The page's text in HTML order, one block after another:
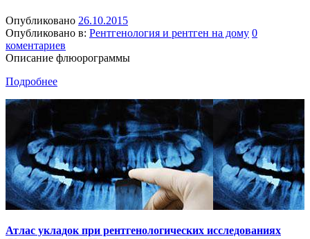
Опубликовано 26.10.2015
Опубликовано в: Рентгенология и рентген на дому 0
коментариев
Описание флюорограммы
Подробнее
Атлас укладок при рентгенологических исследованиях